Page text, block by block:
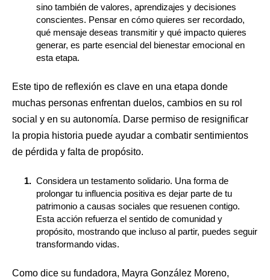
sino también de valores, aprendizajes y decisiones
conscientes. Pensar en cómo quieres ser recordado,
qué mensaje deseas transmitir y qué impacto quieres
generar, es parte esencial del bienestar emocional en
esta etapa.
​Este tipo de reflexión es clave en una etapa donde
muchas personas enfrentan duelos, cambios en su rol
social y en su autonomía. Darse permiso de resignificar
la propia historia puede ayudar a combatir sentimientos
de pérdida y falta de propósito.
Considera un testamento solidario. Una forma de
prolongar tu influencia positiva es dejar parte de tu
patrimonio a causas sociales que resuenen contigo.
Esta acción refuerza el sentido de comunidad y
propósito, mostrando que incluso al partir, puedes seguir
transformando vidas.
​Como dice su fundadora, Mayra González Moreno,